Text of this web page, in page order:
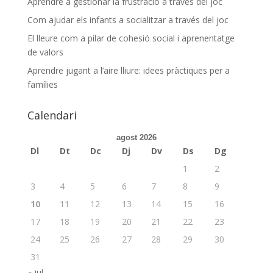
Com ajudar els infants a socialitzar a través del joc
El lleure com a pilar de cohesió social i aprenentatge
de valors
Aprendre jugant a l’aire lliure: idees pràctiques per a
famílies
Calendari
agost 2026
Dl Dt Dc Dj Dv Ds
Dg
1
2
3
4 5 6 7 8
9
10
11 12 13 14 15
16
17
18 19 20 21 22
23
24
25 26 27 28 29
30
31